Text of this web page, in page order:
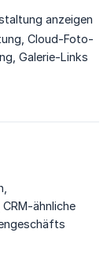
anzeigen
Cloud-Foto-
Galerie-Links
ähnliche